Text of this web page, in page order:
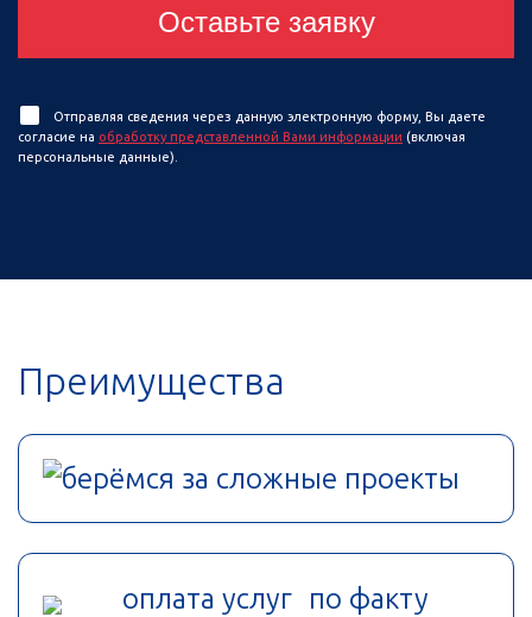
Оставьте заявку
Отправляя сведения через данную электронную форму, Вы даете
согласие на обработку представленной Вами информации (включая
персональные данные).
Преимущества
берёмся за сложные проекты
оплата услуг по факту